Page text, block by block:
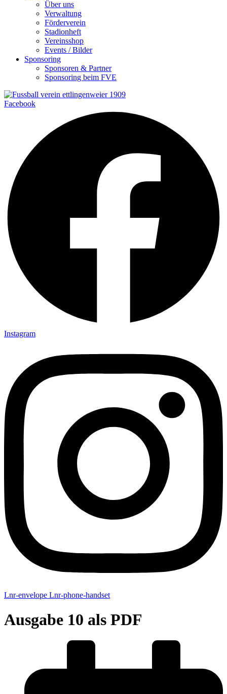
Über uns
Verwaltung
Förderverein
Stadionheft
Vereinsshop
Events / Bilder
Sponsoring
Sponsoren & Partner
Sponsoring beim FVE
Facebook
Instagram
Lnr-envelope Lnr-phone-handset
Ausgabe 10 als PDF